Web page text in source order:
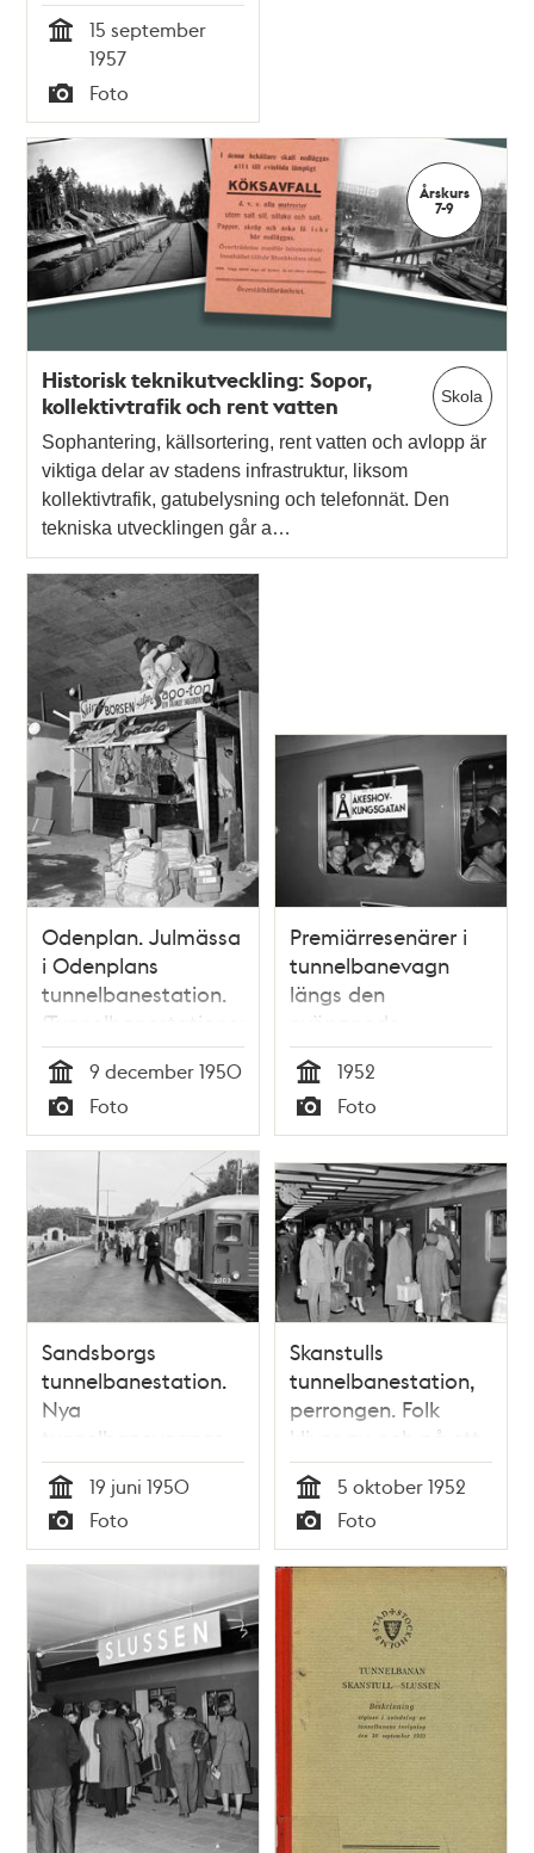
visning i
tunnelbanan
15 september
1957
Typ
Foto
Årskurs
7-9
Skola
Historisk teknikutveckling: Sopor,
kollektivtrafik och rent vatten
Sophantering, källsortering, rent vatten och avlopp är
viktiga delar av stadens infrastruktur, liksom
kollektivtrafik, gatubelysning och telefonnät. Den
tekniska utvecklingen går a…
Odenplan. Julmässa
i Odenplans
tunnelbanestation.
(Tunnelbanestationen
öppnade först 26
oktober 1952)
Tid
9 december 1950
Typ
Foto
Premiärresenärer i
tunnelbanevagn
längs den
nyöppnade
tunnelbanesträckan
Kungsgatan/Hötorget
- Vällingby.
Tid
1952
Typ
Foto
Sandsborgs
tunnelbanestation.
Nya
tunnelbanevagnar
provkörs från
tunnelbanestation
som ännu inte
öppnats för trafik
Tid
19 juni 1950
Typ
Foto
Skanstulls
tunnelbanestation,
perrongen. Folk
kliver av och på ett
tunnelbanetåg
Tid
5 oktober 1952
Typ
Foto